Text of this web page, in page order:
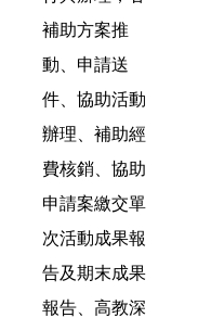
補助方案推
動、申請送
件、協助活動
辦理、補助經
費核銷、協助
申請案繳交單
次活動成果報
告及期末成果
報告、高教深